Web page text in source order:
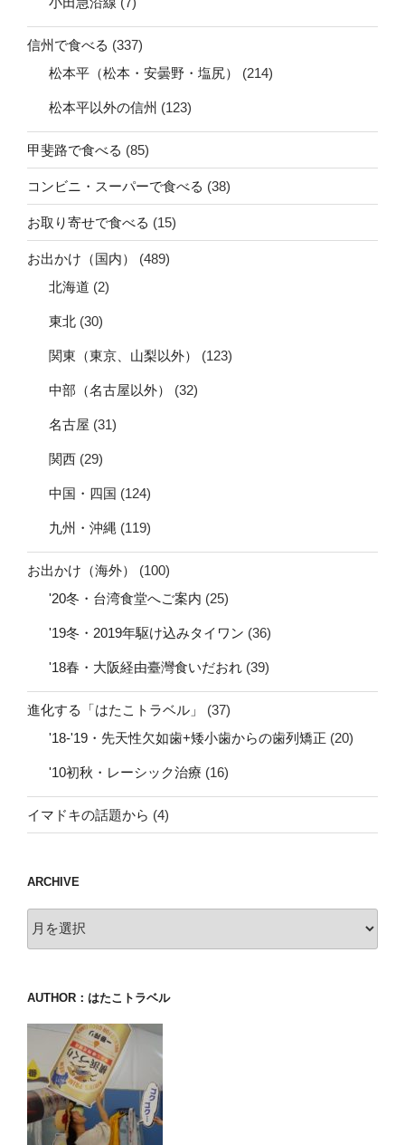
信州で食べる (337)
松本平（松本・安曇野・塩尻）
(214)
松本平以外の信州 (123)
甲斐路で食べる (85)
コンビニ・スーパーで食べる (38)
お取り寄せで食べる (15)
お出かけ（国内）
(489)
北海道 (2)
東北 (30)
関東（東京、山梨以外） (123)
中部（名古屋以外） (32)
名古屋 (31)
関西 (29)
中国・四国 (124)
九州・沖縄 (119)
お出かけ（海外）
(100)
'20冬・台湾食堂へご案内 (25)
'19冬・2019年駆け込みタイワン (36)
'18春・大阪経由臺灣食いだおれ (39)
進化する「はたこトラベル」
(37)
'18-'19・先天性欠如歯+矮小歯からの歯列矯正 (20)
'10初秋・レーシック治療 (16)
イマドキの話題から (4)
ARCHIVE
AUTHOR：はたこトラベル